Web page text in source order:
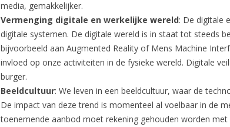
media, gemakkelijker.
Vermenging digitale en werkelijke wereld: De digitale
digitale systemen. De digitale wereld is in staat tot steeds
bijvoorbeeld aan Augmented Reality of Mens Machine
invloed op onze activiteiten in de fysieke wereld. Digitale
burger.
Beeldcultuur: We leven in een beeldcultuur, waar de
De impact van deze trend is momenteel al voelbaar in de
toenemende aanbod moet rekening gehouden worden